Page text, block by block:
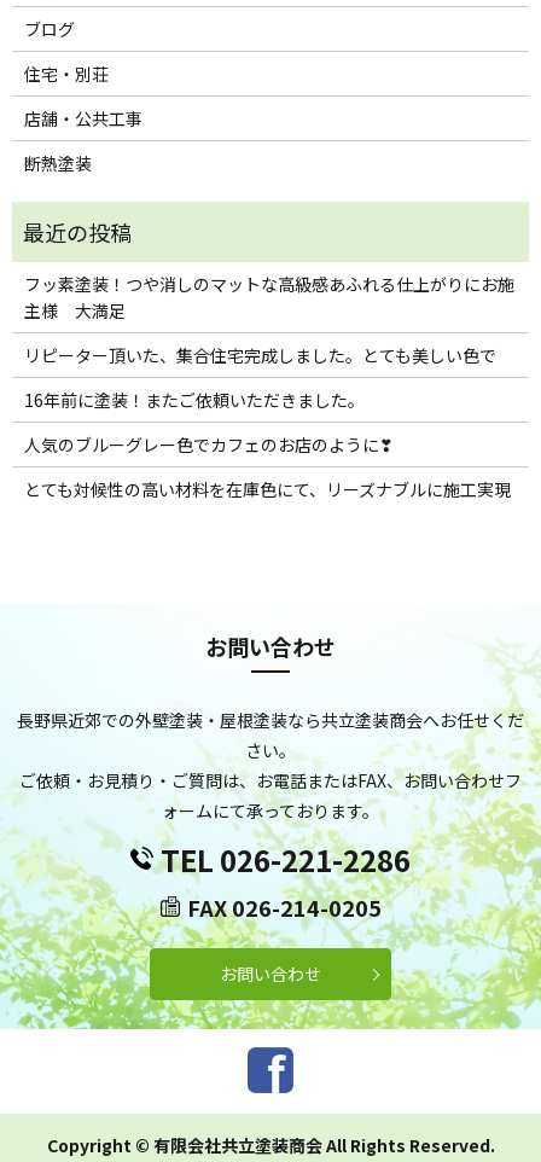
ブログ
住宅・別荘
店舗・公共工事
断熱塗装
フッ素塗装！つや消しのマットな高級感あふれる仕上がりにお施
主様 大満足
リピーター頂いた、集合住宅完成しました。とても美しい色で
16年前に塗装！またご依頼いただきました。
人気のブルーグレー色でカフェのお店のように❣
とても対候性の高い材料を在庫色にて、リーズナブルに施工実現
お問い合わせ
長野県近郊での外壁塗装・屋根塗装なら共立塗装商会へお任せくだ
さい。
ご依頼・お見積り・ご質問は、お電話またはFAX、お問い合わせフ
ォームにて承っております。
TEL 026-221-2286
FAX 026-214-0205
お問い合わせ
Copyright © 有限会社共立塗装商会 All Rights Reserved.